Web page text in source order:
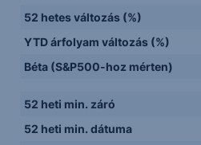
52 hetes változás (%)
YTD árfolyam változás (%)
Béta (S&P500-hoz mérten)
52 heti min. záró
52 heti min. dátuma